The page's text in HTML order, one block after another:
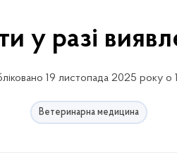
у разі
19 листопада 2025 року о
Ветеринарна медицина